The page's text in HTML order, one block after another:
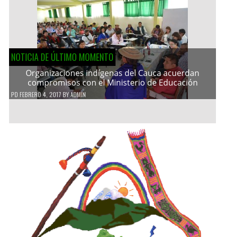
NOTICIA DE ÚLTIMO MOMENTO
Organizaciones indígenas del Cauca acuerdan
compromisos con el Ministerio de Educación
PD FEBRERO 4, 2017 BYADMIN